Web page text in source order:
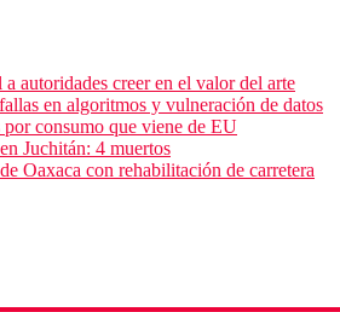
autoridades creer en el valor del arte
en algoritmos y vulneración de datos
consumo que viene de EU
Juchitán: 4 muertos
Oaxaca con rehabilitación de carretera